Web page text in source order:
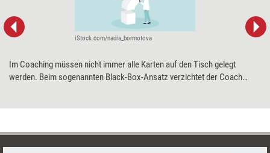
iStock.com/nadia_bormotova
Im Coaching müssen nicht immer alle Karten auf den Tisch gelegt
werden. Beim sogenannten Black-Box-Ansatz verzichtet der Coach